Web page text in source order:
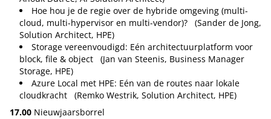
Hoe hou je de regie over de hybride omgeving (multi-
cloud, multi-hypervisor en multi-vendor)? (Sander de Jong,
Solution Architect, HPE)
Storage vereenvoudigd: Eén architectuurplatform voor
block, file & object (Jan van Steenis, Business Manager
Storage, HPE)
Azure Local met HPE: Eén van de routes naar lokale
cloudkracht (Remko Westrik, Solution Architect, HPE)
17.00 Nieuwjaarsborrel